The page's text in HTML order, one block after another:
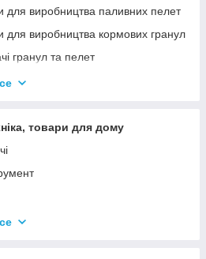
твердопаливних котлів
для виробництва паливних пелет
для виробництва кормових гранул
гранул та пелет
товари для дому